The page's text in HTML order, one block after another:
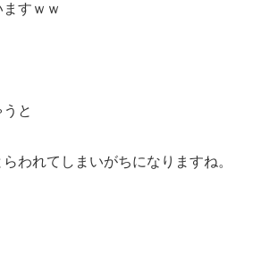
すｗｗ
と
われてしまいがちになりますね。